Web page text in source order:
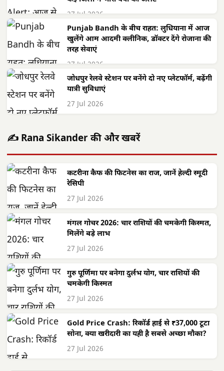
27 Jul 2026
Punjab Bandh के बीच राहत: लुधियाना में आज
खुलेंगे आम आदमी क्लीनिक, डॉक्टर देंगे रोजाना की
तरह सेवाएं
27 Jul 2026
जोधपुर रेलवे स्टेशन पर बनेंगे दो नए प्लेटफॉर्म, बढ़ेंगी
यात्री सुविधाएं
27 Jul 2026
✍️ Rana Sikander की और खबरें
कटरीना कैफ की फिटनेस का राज, जानें हेल्दी स्मूदी
रेसिपी
27 Jul 2026
मंगल गोचर 2026: चार राशियों की चमकेगी किस्मत,
मिलेंगे बड़े लाभ
27 Jul 2026
गुरु पूर्णिमा पर बनेगा दुर्लभ योग, चार राशियों की
चमकेगी किस्मत
27 Jul 2026
Gold Price Crash: रिकॉर्ड हाई से ₹37,000 टूटा
सोना, क्या खरीदारी का यही है सबसे अच्छा मौका?
27 Jul 2026